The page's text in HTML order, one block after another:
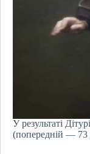
У результаті
(попередній — 73